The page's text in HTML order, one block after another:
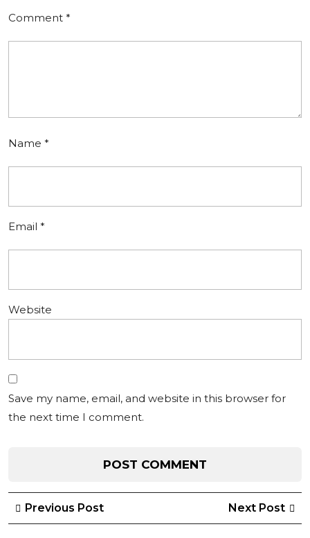
Comment *
Name *
Email *
Website
Save my name, email, and website in this browser for
the next time I comment.
Post
navigation
Previous PostPrevious
Post
Next Post